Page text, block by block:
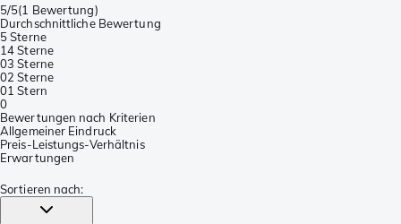
5/5(1 Bewertung)
Durchschnittliche Bewertung
5 Sterne
14 Sterne
03 Sterne
02 Sterne
01 Stern
0
Bewertungen nach Kriterien
Allgemeiner Eindruck
Preis-Leistungs-Verhältnis
Erwartungen
Sortieren nach: